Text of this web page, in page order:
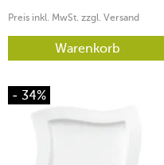
Preis inkl. MwSt. zzgl. Versand
Warenkorb
- 34%